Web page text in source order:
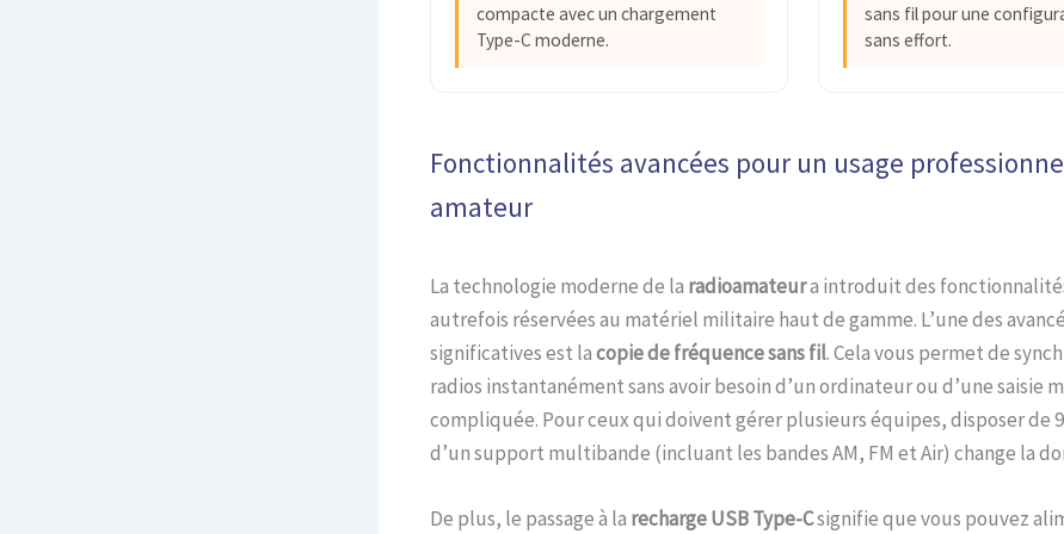
compacte avec un chargement
Type-C moderne.
sans fil pour une
sans effort.
Fonctionnalités avancées pour un usage
amateur
La technologie moderne de la radioamateura introduit des
autrefois réservées au matériel militaire haut de gamme. L’une des
significatives est lacopie de fréquence sans fil. Cela vous permet de
radios instantanément sans avoir besoin d’un ordinateur ou d’une saisie
compliquée. Pour ceux qui doivent gérer plusieurs équipes, disposer de
d’un support multibande (incluant les bandes AM, FM et Air) change la
De plus, le passage à la recharge USB Type-Csignifie que vous pouvez